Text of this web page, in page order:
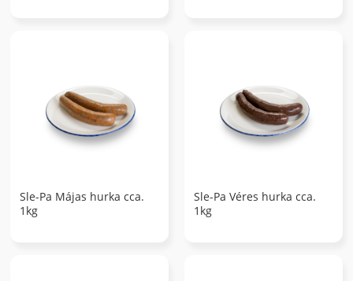
Sle-Pa Májas hurka cca.
1kg
Sle-Pa Véres hurka cca.
1kg